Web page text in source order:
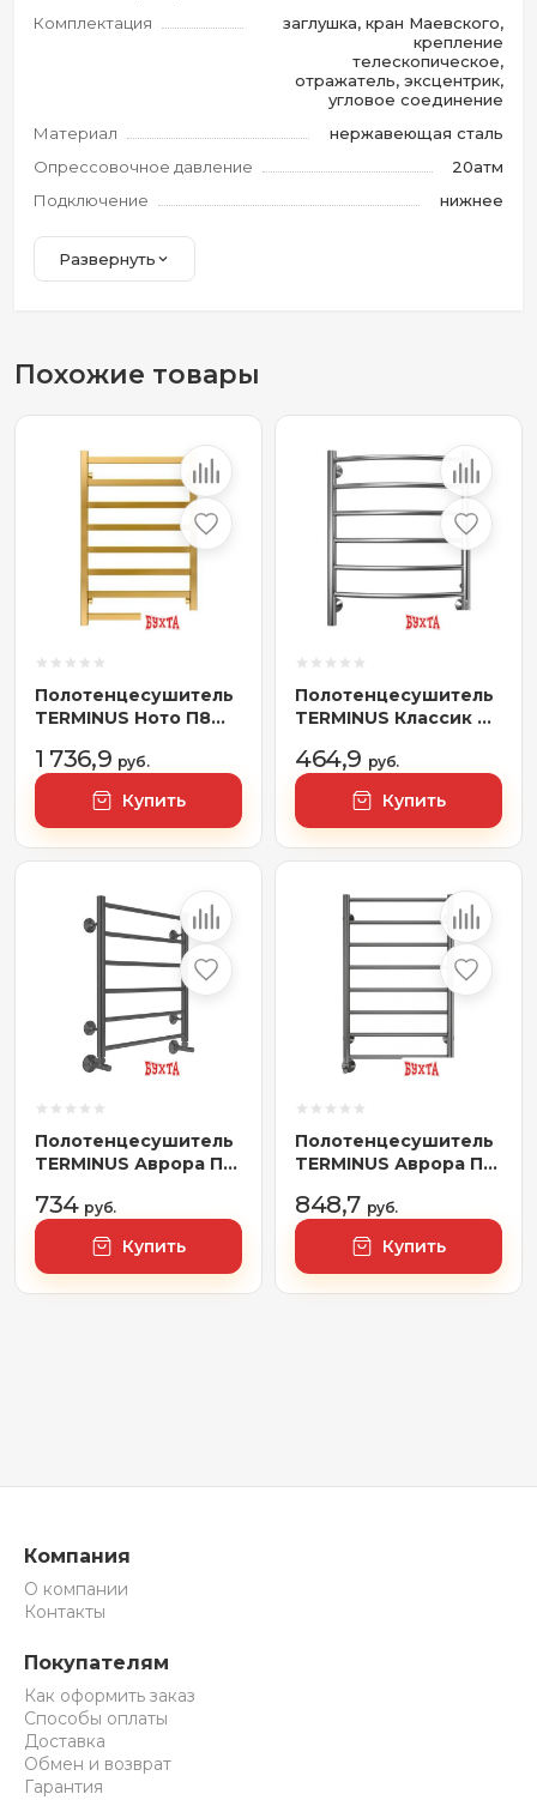
Комплектация
заглушка, кран Маевского,
крепление
телескопическое,
отражатель, эксцентрик,
угловое соединение
Материал
нержавеющая сталь
Опрессовочное давление
20атм
Подключение
нижнее
Развернуть
Похожие товары
Полотенцесушитель
TERMINUS Ното П8
1 736,9 руб.
Купить
Полотенцесушитель
TERMINUS Классик П6
(хром)
464,9 руб.
Купить
Полотенцесушитель
TERMINUS Аврора П6
(черный)
734 руб.
Купить
Полотенцесушитель
TERMINUS Аврора П8
848,7 руб.
Купить
Компания
О компании
Контакты
Покупателям
Как оформить заказ
Способы оплаты
Доставка
Обмен и возврат
Гарантия